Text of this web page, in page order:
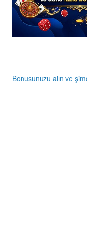
Bonusunuzu alın ve